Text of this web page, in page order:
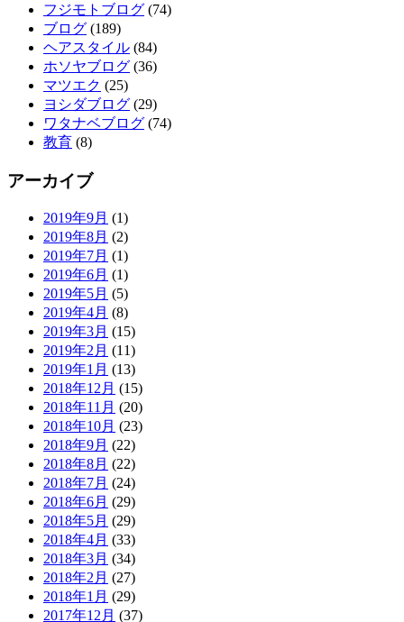
フジモトブログ (74)
ブログ (189)
ヘアスタイル (84)
ホソヤブログ (36)
マツエク (25)
ヨシダブログ (29)
ワタナベブログ (74)
教育 (8)
アーカイブ
2019年9月 (1)
2019年8月 (2)
2019年7月 (1)
2019年6月 (1)
2019年5月 (5)
2019年4月 (8)
2019年3月 (15)
2019年2月 (11)
2019年1月 (13)
2018年12月 (15)
2018年11月 (20)
2018年10月 (23)
2018年9月 (22)
2018年8月 (22)
2018年7月 (24)
2018年6月 (29)
2018年5月 (29)
2018年4月 (33)
2018年3月 (34)
2018年2月 (27)
2018年1月 (29)
2017年12月 (37)